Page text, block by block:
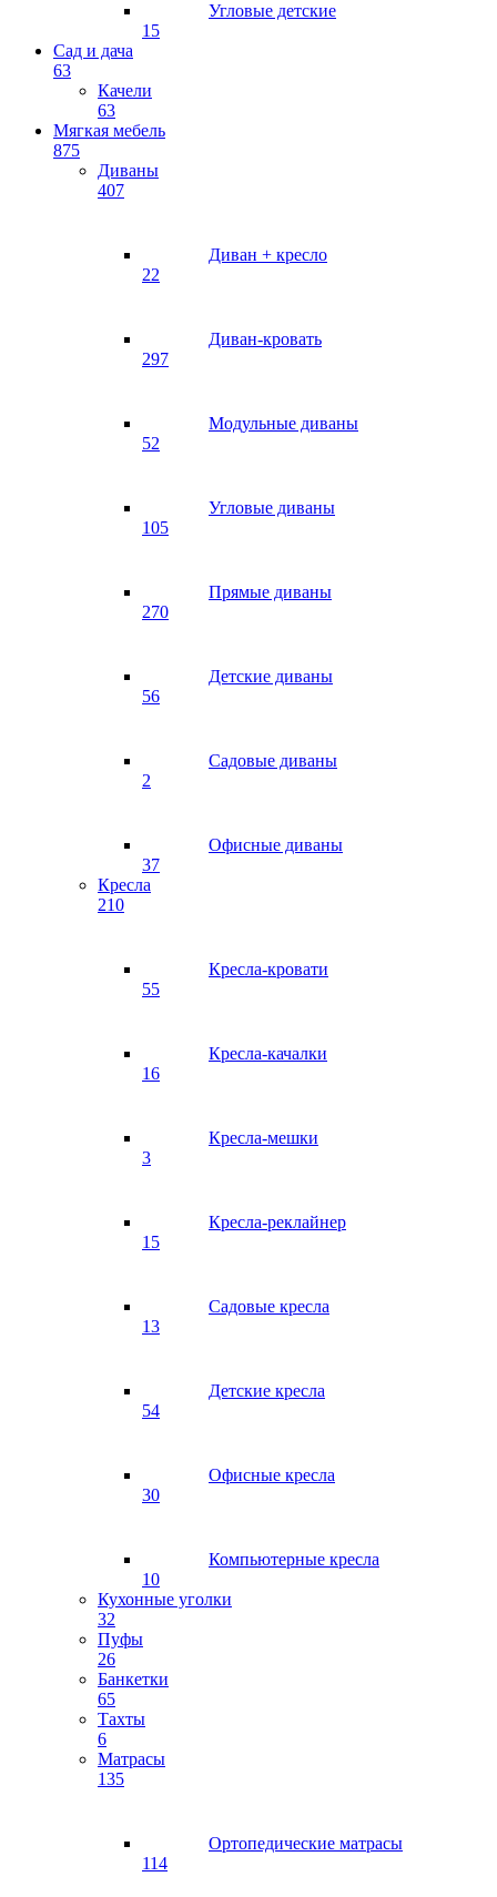
Угловые детские
15
Сад и дача
63
Качели
63
Мягкая мебель
875
Диваны
407
Диван + кресло
22
Диван-кровать
297
Модульные диваны
52
Угловые диваны
105
Прямые диваны
270
Детские диваны
56
Садовые диваны
2
Офисные диваны
37
Кресла
210
Кресла-кровати
55
Кресла-качалки
16
Кресла-мешки
3
Кресла-реклайнер
15
Садовые кресла
13
Детские кресла
54
Офисные кресла
30
Компьютерные кресла
10
Кухонные уголки
32
Пуфы
26
Банкетки
65
Тахты
6
Матрасы
135
Ортопедические матрасы
114